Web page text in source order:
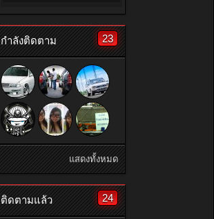
กำลังติดตาม 23
แสดงทั้งหมด
ติดตามแล้ว 24